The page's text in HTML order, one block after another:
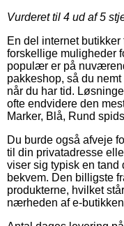
Vurderet til 4 ud af 5
En del internet
forskellige muligheder
populær er på
pakkeshop, så du
når du har tid.
ofte endvidere den
Marker, Blå, Rund
Du burde også afveje
til din privatadresse
viser sig typisk en tand
bekvem. Den billigste
produkterne, hvilket
nærheden af e-